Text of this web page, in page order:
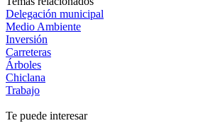
Delegación municipal
Medio Ambiente
Inversión
Carreteras
Árboles
Chiclana
Trabajo
Te puede interesar